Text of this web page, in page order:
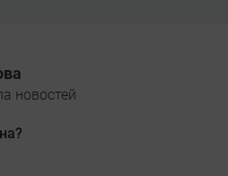
новостей